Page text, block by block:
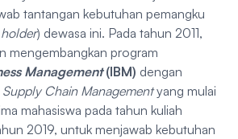
tantangan kebutuhan pemangku
) dewasa ini. Pada tahun 2011,
mengembangkan program
Management (IBM) dengan
Supply Chain Managementyang mulai
mahasiswa pada tahun kuliah
2019, untuk menjawab kebutuhan